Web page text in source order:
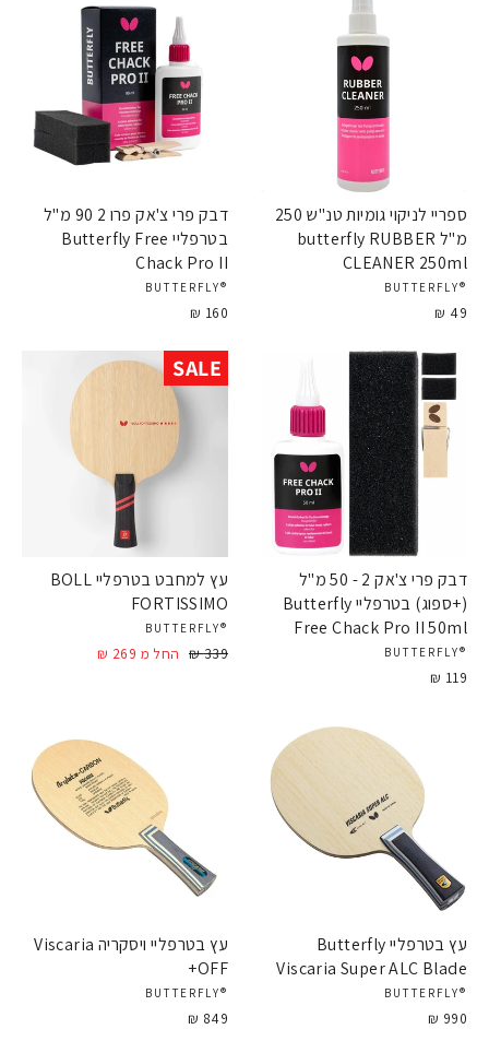
ספריי לניקוי גומיות טנ"ש 250
מ"ל butterfly RUBBER
CLEANER 250ml
®BUTTERFLY
49 ₪
דבק פרי צ'אק פרו 2 90 מ"ל
בטרפליי Butterfly Free
Chack Pro II
®BUTTERFLY
160 ₪
דבק פרי צ'אק 2 - 50 מ"ל
(+ספוג) בטרפליי Butterfly
Free Chack Pro II 50ml
®BUTTERFLY
119 ₪
SALE
עץ למחבט בטרפליי BOLL
FORTISSIMO
®BUTTERFLY
מחיר
339 ₪
מחיר
החל מ 269 ₪
עץ בטרפליי Butterfly
Viscaria Super ALC Blade
®BUTTERFLY
990 ₪
עץ בטרפליי ויסקריה Viscaria
OFF+
®BUTTERFLY
849 ₪